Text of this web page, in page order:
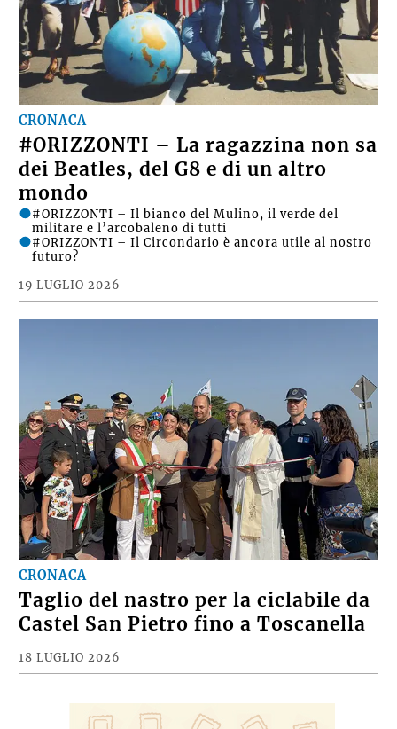
CRONACA
#ORIZZONTI – La ragazzina non sa
dei Beatles, del G8 e di un altro
mondo
19 LUGLIO 2026
#ORIZZONTI – Il bianco del Mulino, il verde del
militare e l’arcobaleno di tutti
#ORIZZONTI – Il Circondario è ancora utile al nostro
futuro?
CRONACA
Taglio del nastro per la ciclabile da
Castel San Pietro fino a Toscanella
18 LUGLIO 2026